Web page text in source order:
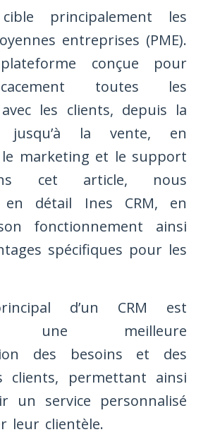
cible principalement les
entreprises (PME).
conçue pour
toutes les
les clients, depuis la
jusqu’à la vente, en
marketing et le support
cet article, nous
en détail Ines CRM, en
fonctionnement ainsi
spécifiques pour les
d’un CRM est
une meilleure
des besoins et des
clients, permettant ainsi
un service personnalisé
leur clientèle.